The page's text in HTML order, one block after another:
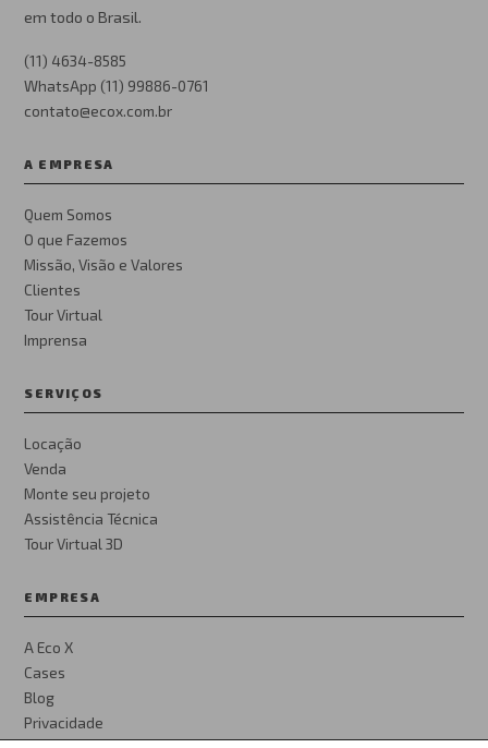
em todo o Brasil.
(11) 4634-8585
WhatsApp (11) 99886-0761
contato@ecox.com.br
A EMPRESA
Quem Somos
O que Fazemos
Missão, Visão e Valores
Clientes
Tour Virtual
Imprensa
SERVIÇOS
Locação
Venda
Monte seu projeto
Assistência Técnica
Tour Virtual 3D
EMPRESA
A Eco X
Cases
Blog
Privacidade